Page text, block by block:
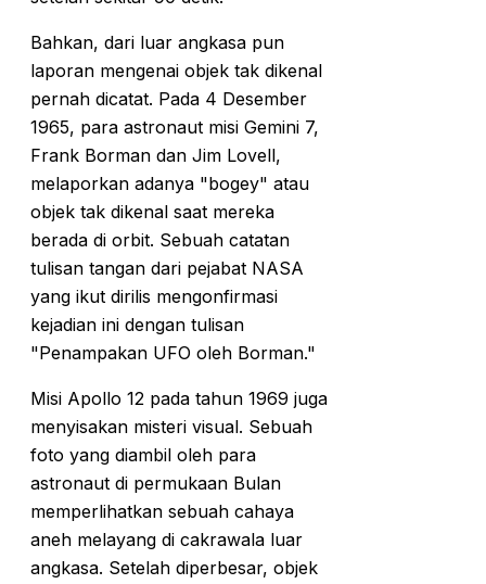
Bahkan, dari luar angkasa pun
laporan mengenai objek tak dikenal
pernah dicatat. Pada 4 Desember
1965, para astronaut misi Gemini 7,
Frank Borman dan Jim Lovell,
melaporkan adanya "bogey" atau
objek tak dikenal saat mereka
berada di orbit. Sebuah catatan
tulisan tangan dari pejabat NASA
yang ikut dirilis mengonfirmasi
kejadian ini dengan tulisan
"Penampakan UFO oleh Borman."
Misi Apollo 12 pada tahun 1969 juga
menyisakan misteri visual. Sebuah
foto yang diambil oleh para
astronaut di permukaan Bulan
memperlihatkan sebuah cahaya
aneh melayang di cakrawala luar
angkasa. Setelah diperbesar, objek